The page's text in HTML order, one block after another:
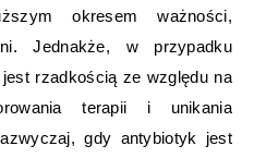
okresem ważności,
Jednakże, w przypadku
rzadkością ze względu na
terapii i unikania
gdy antybiotyk jest